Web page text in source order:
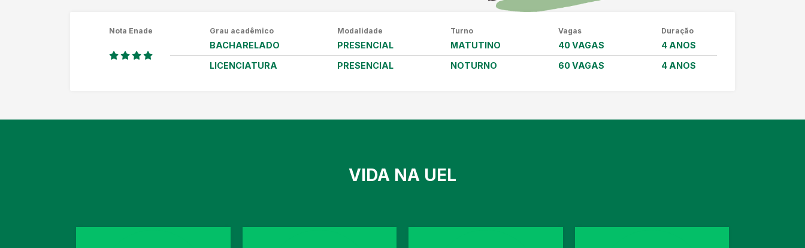
Nota Enade Grau acadêmico
BACHARELADO
LICENCIATURA
Modalidade
PRESENCIAL
PRESENCIAL
Turno
MATUTINO
NOTURNO
Vagas
40 VAGAS
60 VAGAS
Duração
4 ANOS
4 ANOS
VIDA NA UEL